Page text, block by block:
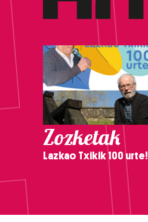
Zozketak
Lazkao Txikik 100 urte!